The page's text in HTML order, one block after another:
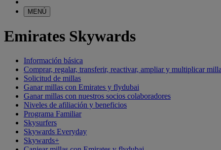
MENÚ
Emirates Skywards
Información básica
Comprar, regalar, transferir, reactivar, ampliar y multiplicar
Solicitud de millas
Ganar millas con Emirates y flydubai
Ganar millas con nuestros socios colaboradores
Niveles de afiliación y beneficios
Programa Familiar
Skysurfers
Skywards Everyday
Skywards+